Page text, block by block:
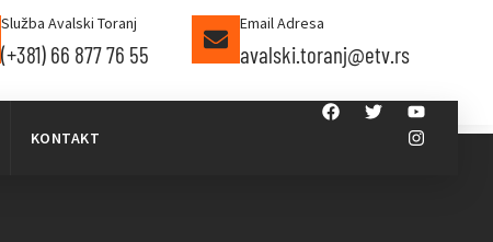
Služba Avalski Toranj
(+381) 66 877 76 55
Email Adresa
avalski.toranj@etv.rs
KONTAKT